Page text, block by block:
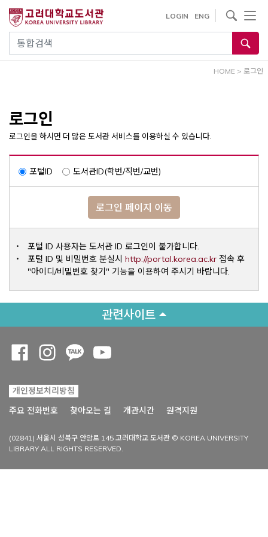
건
통합검색
LOGIN ENG
사이트내 검색
HOME > 로그인
로그인
로그인을 하시면 더 많은 도서관 서비스를 이용하실 수 있습니다.
포털ID 도서관ID(학번/직번/교번)
로그인 페이지 이동
포털 ID 사용자는 도서관 ID 로그인이 불가합니다.
포털 ID 및 비밀번호 분실시 http://portal.korea.ac.krOpens a
접속 후
"아이디/비밀번호 찾기" 기능을 이용하여 주시기 바랍니다.
관련사이트
개인정보처리방침
주요 전화번호
찾아오는 길 개관시간 원격지원
(02841) 서울시 성북구 안암로 145 고려대학교 도서관 © KOREA UNIVERSITY
LIBRARY ALL RIGHTS RESERVED.
Opens a new window
Opens a new window
Opens a new window